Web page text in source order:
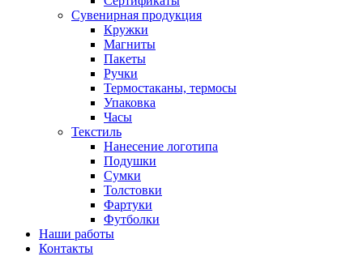
Сувенирная продукция
Кружки
Магниты
Пакеты
Ручки
Термостаканы, термосы
Упаковка
Часы
Текстиль
Нанесение логотипа
Подушки
Сумки
Толстовки
Фартуки
Футболки
Наши работы
Контакты